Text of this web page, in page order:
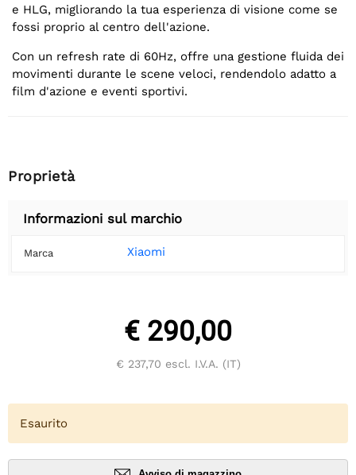
e HLG, migliorando la tua esperienza di visione come se
fossi proprio al centro dell'azione.
Con un refresh rate di 60Hz, offre una gestione fluida dei
movimenti durante le scene veloci, rendendolo adatto a
film d'azione e eventi sportivi.
Proprietà
Informazioni sul marchio
Marca Xiaomi
€ 290,00
€ 237,70 escl. I.V.A. (IT)
Esaurito